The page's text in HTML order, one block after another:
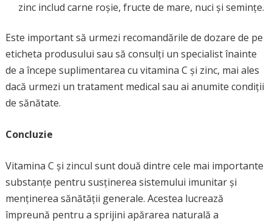
zinc includ carne roșie, fructe de mare, nuci și semințe.
Este important să urmezi recomandările de dozare de pe
eticheta produsului sau să consulți un specialist înainte
de a începe suplimentarea cu vitamina C și zinc, mai ales
dacă urmezi un tratament medical sau ai anumite condiții
de sănătate.
Concluzie
Vitamina C și zincul sunt două dintre cele mai importante
substanțe pentru susținerea sistemului imunitar și
menținerea sănătății generale. Acestea lucrează
împreună pentru a sprijini apărarea naturală a